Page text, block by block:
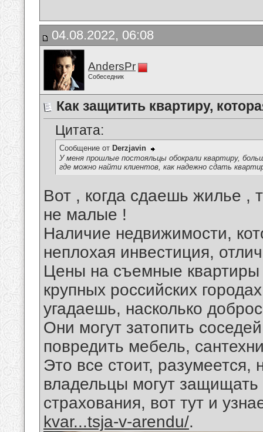
04.08.2022, 06:08
AndersPr
Собеседник
Как защитить квартиру,
Цитата:
Сообщение от Derzjavin
У меня прошлые постояльцы обокрали квартиру,
где можно найти клиентов, как надежно сдать
Вот , когда сдаешь жилье ,
не малые !
Наличие недвижимости,
неплохая инвестиция,
Цены на съемные квартиры
крупных российских
угадаешь, насколько
Они могут затопить
повредить мебель,
Это все стоит, разумеется,
владельцы могут
страхования, вот тут и
kvar...tsja-v-arendu/.